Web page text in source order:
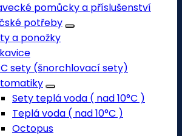
pomůcky a příslušenství
potřeby
a ponožky
sety (šnorchlovací sety)
Sety teplá voda ( nad 10°C )
Teplá voda ( nad 10°C )
Octopus